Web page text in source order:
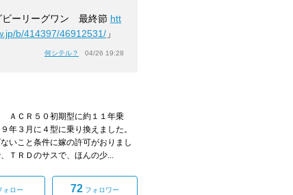
ビーリーグワン 最終節 htt
b/414397/46912531/ 」
何シテル？ 04/26 19:28
ＡＣＲ５０初期型に約１１年乗
年３月に４型に乗り換えました。
いこと条件に嫁の許可がおりまし
ＴＲＤのサスで、ほんの少...
ォロー 72 フォロワー